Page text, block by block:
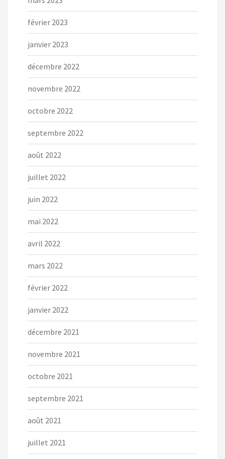
février 2023
janvier 2023
décembre 2022
novembre 2022
octobre 2022
septembre 2022
août 2022
juillet 2022
juin 2022
mai 2022
avril 2022
mars 2022
février 2022
janvier 2022
décembre 2021
novembre 2021
octobre 2021
septembre 2021
août 2021
juillet 2021